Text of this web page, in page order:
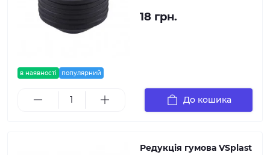
в наявності популярний
18 грн.
До кошика
Редукція гумова VSplast